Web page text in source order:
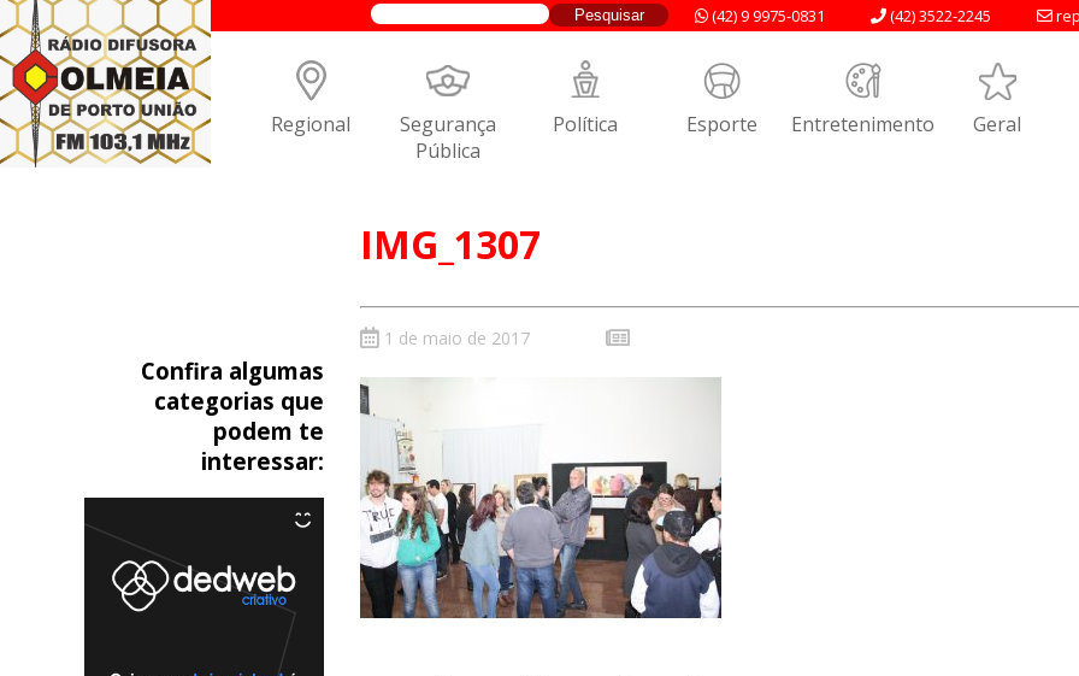
(42) 3522-2245
(42) 9 9975-0831
Regional Segurança
Pública
Política Esporte Entretenimento Geral
IMG_1307
Confira algumas
categorias que
podem te
interessar:
1 de maio de 2017